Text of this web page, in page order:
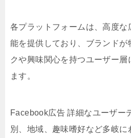
各プラットフォームは、高度な
能を提供しており、ブランドが
クや興味関心を持つユーザー層
ます。
Facebook広告 詳細なユーザー
別、地域、趣味嗜好など多岐に